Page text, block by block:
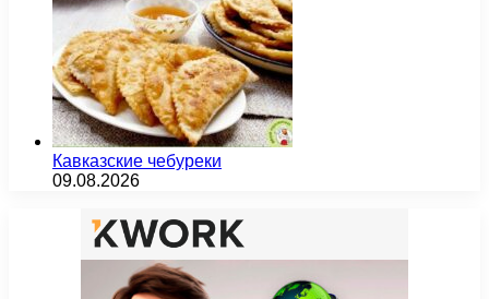
Кавказские чебуреки
09.08.2026